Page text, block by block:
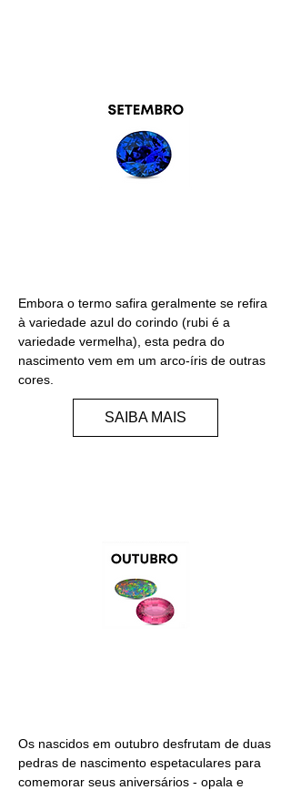
Embora o termo safira geralmente se refira
à variedade azul do corindo (rubi é a
variedade vermelha), esta pedra do
nascimento vem em um arco-íris de outras
cores.
SAIBA MAIS
Os nascidos em outubro desfrutam de duas
pedras de nascimento espetaculares para
comemorar seus aniversários - opala e